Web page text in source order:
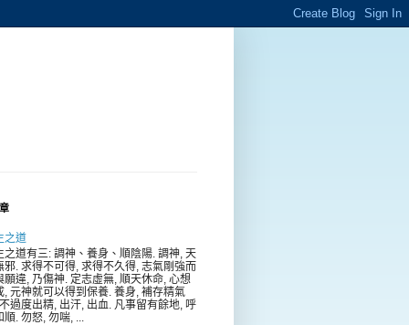
之道
之道有三: 調神、養身、順陰陽. 調神, 天
邪. 求得不可得, 求得不久得, 志氣剛強而
願違, 乃傷神. 定志虛無, 順天休命, 心想
, 元神就可以得到保養. 養身, 補存精氣
過度出精, 出汗, 出血. 凡事留有餘地, 呼
順. 勿怒, 勿喘, ...